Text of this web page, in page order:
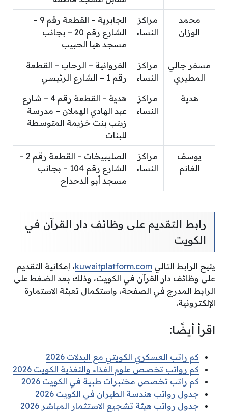
محمد
الوزان
مراكز
النساء
الجابرية – القطعة رقم 9 –
الشارع رقم 20 – بجانب
مسجد هيا الحبيب
مسفر جالي
المطيري
مراكز
النساء
الفروانية – الرحاب – القطعة
رقم 1 – الشارع الرئيسي
هدية
مراكز
النساء
هدية – القطعة رقم 4 – شارع
عبد الهادي الهملان – مدرسة
زينب بنت خزيمة المتوسطة
للبنات
يوسف
الغانم
مراكز
النساء
الصليبيخات – القطعة رقم 2 –
الشارع رقم 104 – بجانب
مسجد أبو الدحداح
رابط التقديم على وظائف دار القرآن في
الكويت
يتيح الرابط التالي kuwaitplatform.com، إمكانية التقديم
على وظائف دار القرآن في الكويت، وذلك بعد الضغط على
الرابط المدرج في الصفحة، واستكمال تعبئة الاستمارة
الإلكترونية.
اقرأ أيضًا:
كم راتب العسكري الكويتي مع البدلات 2026
كم رواتب تخصص علوم الغذاء والتغذية الكويت 2026
كم راتب تخصص مختبرات طبية في الكويت 2026
جدول رواتب هندسة الطيران في الكويت 2026
جدول رواتب هيئة تشجيع الاستثمار المباشر 2026